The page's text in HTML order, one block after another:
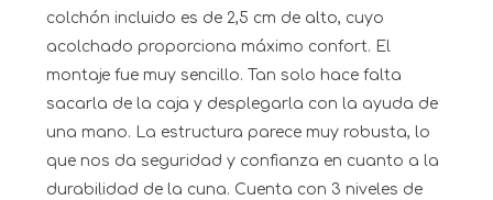
colchón incluido es de 2,5 cm de alto, cuyo
acolchado proporciona máximo confort. El
montaje fue muy sencillo. Tan solo hace falta
sacarla de la caja y desplegarla con la ayuda de
una mano. La estructura parece muy robusta, lo
que nos da seguridad y confianza en cuanto a la
durabilidad de la cuna. Cuenta con 3 niveles de